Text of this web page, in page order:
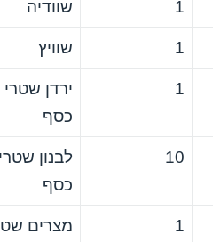
1 שוודיה
1 שוויץ
1
ירדן שטרי
כסף
10
לבנון
כסף
1 מצרים